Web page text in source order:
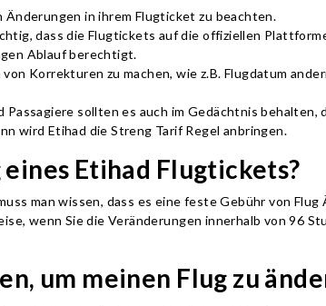
in ihrem Flugticket zu beachten.
dass die Flugtickets auf die offiziellen
Ablauf berechtigt.
Korrekturen zu machen, wie z.B. Flugdatum
sollten es auch im Gedächtnis
wird Etihad die Streng Tarif Regel anbringen.
Etihad Flugtickets?
man wissen, dass es eine feste Gebühr von
wenn Sie die Veränderungen innerhalb von 96
um meinen Flug zu